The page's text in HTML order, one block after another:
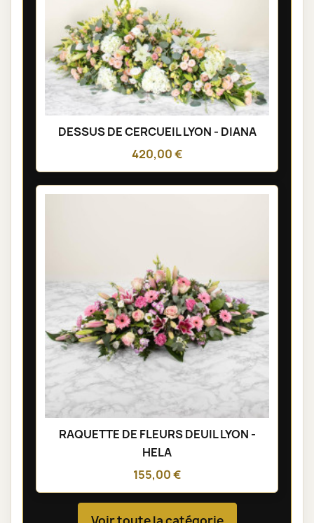
DESSUS DE CERCUEIL LYON - DIANA
420,00 €
RAQUETTE DE FLEURS DEUIL LYON -
HELA
155,00 €